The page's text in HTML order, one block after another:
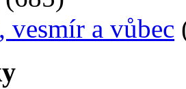
vesmír a vůbec